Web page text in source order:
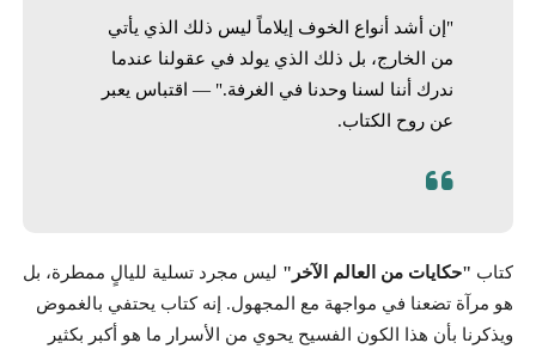
"إن أشد أنواع الخوف إيلاماً ليس ذلك الذي يأتي
من الخارج، بل ذلك الذي يولد في عقولنا عندما
ندرك أننا لسنا وحدنا في الغرفة." — اقتباس يعبر
عن روح الكتاب.
كتاب "حكايات من العالم الآخر" ليس مجرد تسلية لليالٍ ممطرة، بل
هو مرآة تضعنا في مواجهة مع المجهول. إنه كتاب يحتفي بالغموض
ويذكرنا بأن هذا الكون الفسيح يحوي من الأسرار ما هو أكبر بكثير